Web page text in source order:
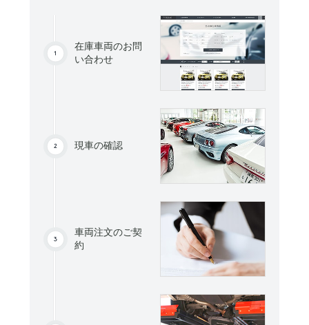
在庫車両のお問
い合わせ
現車の確認
車両注文のご契
約